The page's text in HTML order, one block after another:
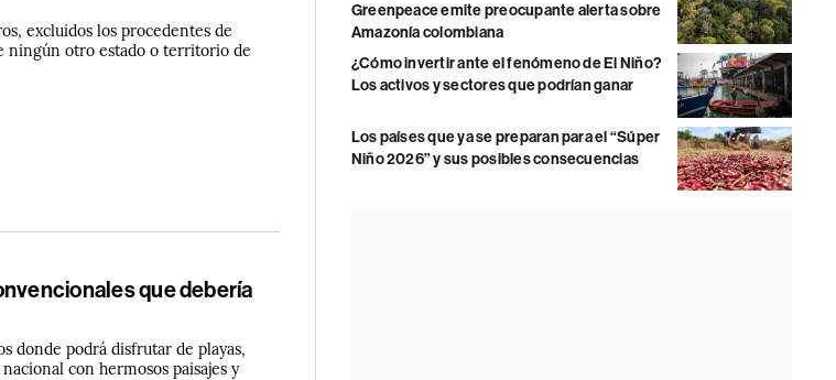
excluidos los procedentes de
ningún otro estado o territorio de
que debería
donde podrá disfrutar de playas,
con hermosos paisajes y
Greenpeace emite preocupante alerta sobre
Amazonía colombiana
¿Cómo invertir ante el fenómeno de El Niño?
Los activos y sectores que podrían ganar
Los países que ya se preparan para el “Súper
Niño 2026” y sus posibles consecuencias